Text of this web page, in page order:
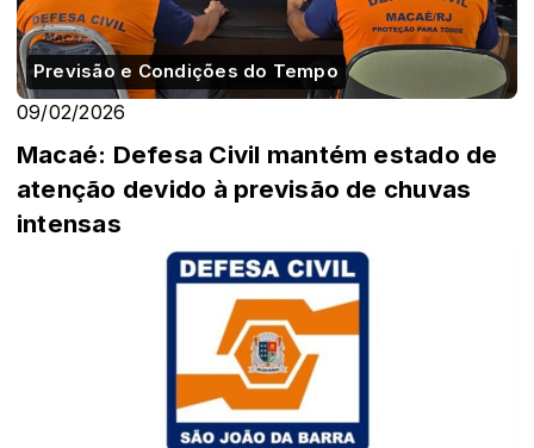
Previsão e Condições do Tempo
09/02/2026
Macaé: Defesa Civil mantém estado de
atenção devido à previsão de chuvas
intensas